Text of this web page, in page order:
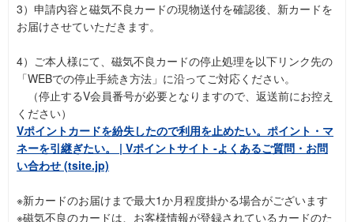
3）申請内容と磁気不良カードの現物送付を確認後、新カードを
お届けさせていただきます。
4）ご本人様にて、磁気不良カードの停止処理を以下リンク先の
「WEBでの停止手続き方法」に沿ってご対応ください。
（停止するV会員番号が必要となりますので、返送前にお控え
ください）
Vポイントカードを紛失したので利用を止めたい。ポイント・マ
ネーを引継ぎたい。 | Vポイントサイト -よくあるご質問・お問
い合わせ (tsite.jp)
※新カードのお届けまで最大1か月程度掛かる場合がございます
※磁気不良のカードは、お客様情報が登録されているカードのた